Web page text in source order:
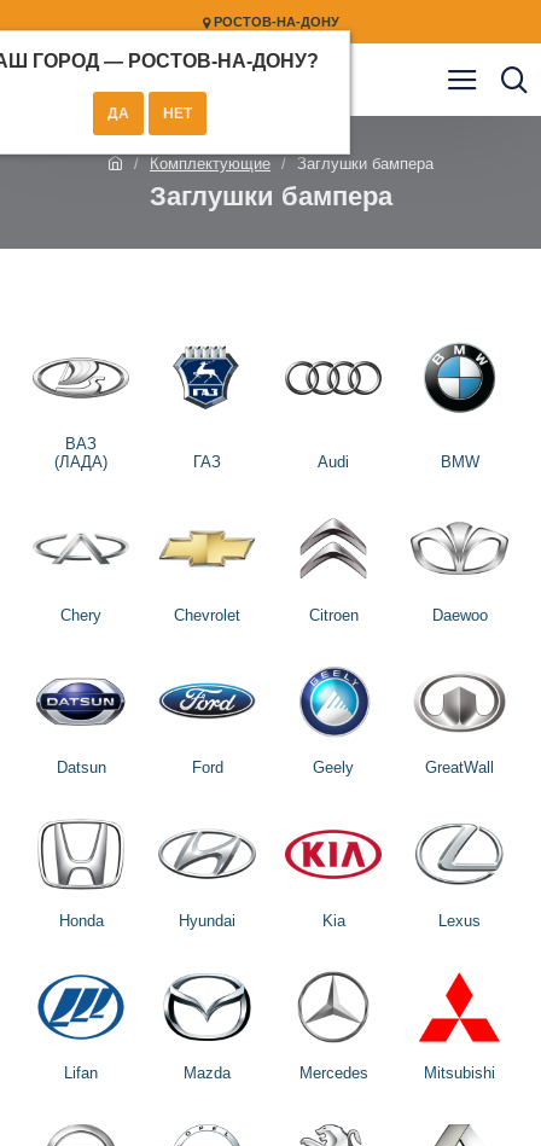
РОСТОВ-НА-ДОНУ
ГОРОД — РОСТОВ-НА-ДОНУ?
Комплектующие Заглушки бампера
Заглушки бампера
ВАЗ
(ЛАДА)
ГАЗ Audi BMW
Chery Chevrolet Citroen Daewoo
Datsun Ford Geely GreatWall
Honda Hyundai Kia Lexus
Lifan Mazda Mercedes Mitsubishi